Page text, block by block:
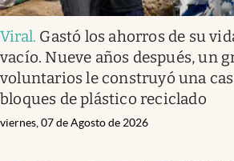
El Cronista Studio
Mediakit
abre en nueva pestaña
Argentina
Viral. Gastó los ahorros de su
vacío. Nueve años después, un
voluntarios le construyó una
bloques de plástico reciclado
viernes, 07 de Agosto de 2026